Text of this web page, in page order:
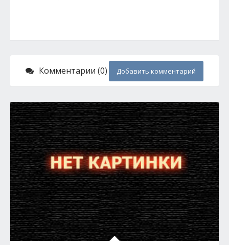
Комментарии (0) Добавить комментарий